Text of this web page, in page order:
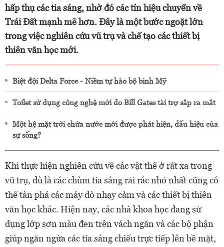
hấp thụ các tia sáng, nhờ đó các tín hiệu chuyển về
Trái Đất mạnh mẽ hơn. Đây là một bước ngoặt lớn
trong việc nghiên cứu vũ trụ và chế tạo các thiết bị
thiên văn học mới.
Biệt đội Delta Force - Niềm tự hào bộ binh Mỹ
Toilet sử dụng công nghệ mới do Bill Gates tài trợ sắp ra mắt
Một hệ mặt trời chứa nước mới được phát hiện, dấu hiệu của
sự sống?
Khi thực hiện nghiên cứu về các vật thể ở rất xa trong
vũ trụ, dù là các chùm tia sáng rải rác nhỏ nhất cũng có
thể tàn phá các máy dò nhạy cảm và các thiết bị thiên
văn học khác. Hiện nay, các nhà khoa học đang sử
dụng lớp sơn màu đen trên vách ngăn và các bộ phận
giúp ngăn ngừa các tia sáng chiếu trực tiếp lên bề mặt,